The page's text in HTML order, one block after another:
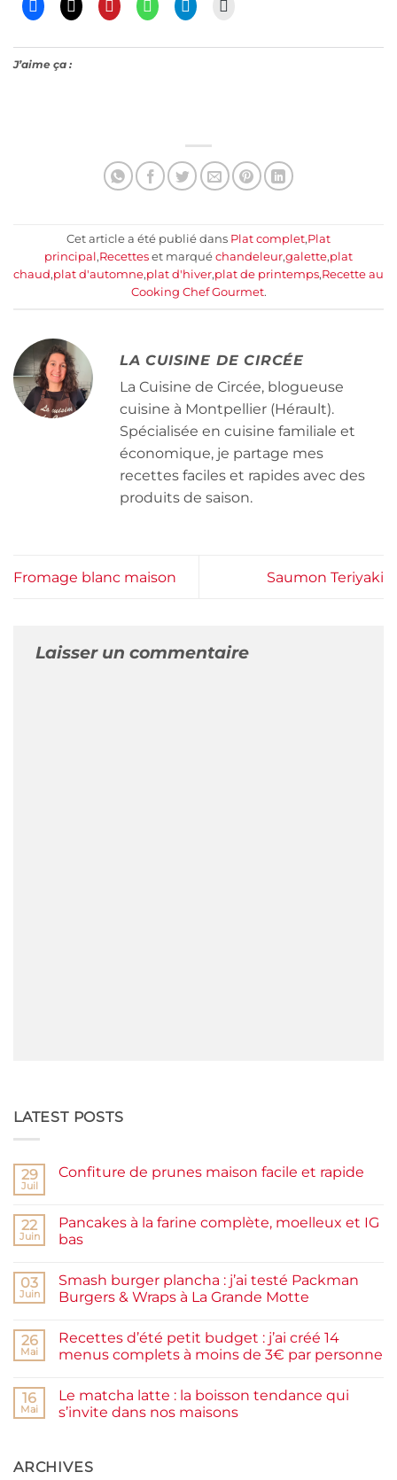
J’aime ça :
Cet article a été publié dans Plat complet,Plat
principal,Recettes et marqué chandeleur,galette,plat
chaud,plat d'automne,plat d'hiver,plat de printemps,Recette au
Cooking Chef Gourmet.
LA CUISINE DE CIRCÉE
La Cuisine de Circée, blogueuse
cuisine à Montpellier (Hérault).
Spécialisée en cuisine familiale et
économique, je partage mes
recettes faciles et rapides avec des
produits de saison.
Fromage blanc maison Saumon Teriyaki
Laisser un commentaire
LATEST POSTS
29
Juil
Confiture de prunes maison facile et rapide
Confiture
de
prunes
et
rapide
22
Juin
Pancakes à la farine complète, moelleux et IG
bas
sur
Pancakes
à
complète,
et
03
Juin
Smash burger plancha : j’ai testé Packman
Burgers & Wraps à La Grande Motte
sur
burger
testé
Packman
Burgers &
Grande
Motte
26
Mai
Recettes d’été petit budget : j’ai créé 14
menus complets à moins de 3€ par personne
sur
Recettes
d’été
j’ai
créé
16
Mai
Le matcha latte : la boisson tendance qui
s’invite dans nos maisons
Le
matcha
ARCHIVES